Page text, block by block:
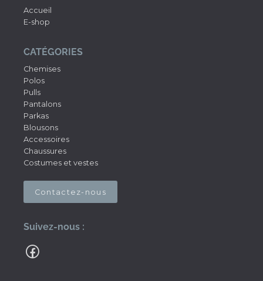
Accueil
E-shop
CATÉGORIES
Chemises
Polos
Pulls
Pantalons
Parkas
Blousons
Accessoires
Chaussures
Costumes et vestes
Contactez-nous
Suivez-nous :